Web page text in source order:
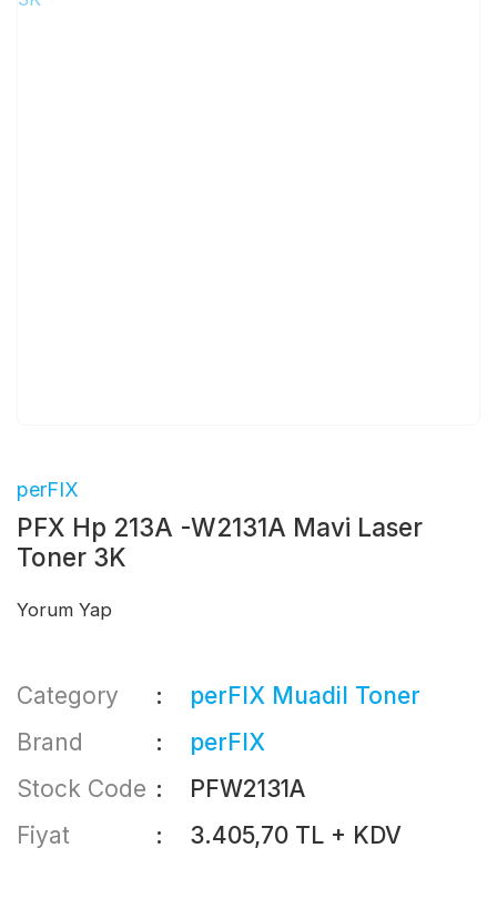
perFIX
PFX Hp 213A -W2131A Mavi Laser
Toner 3K
Yorum Yap
Category
perFIX Muadil Toner
Brand
perFIX
Stock Code
PFW2131A
Fiyat
3.405,70 TL + KDV